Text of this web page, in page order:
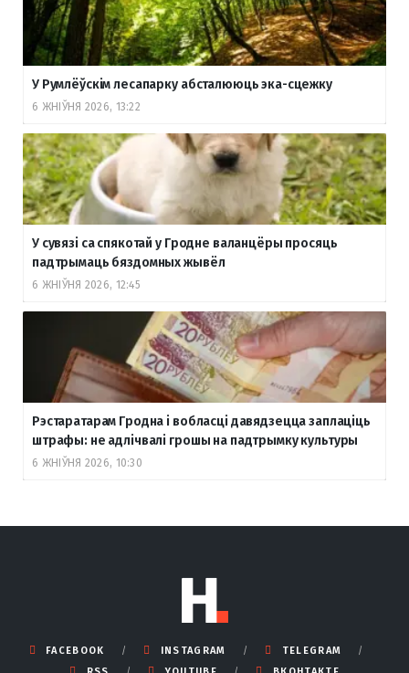
У Румлёўскім лесапарку абсталююць эка-сцежку
6 ЖНІЎНЯ 2026, 13:22
У сувязі са спякотай у Гродне валанцёры просяць
падтрымаць бяздомных жывёл
6 ЖНІЎНЯ 2026, 12:45
Рэстаратарам Гродна і вобласці давядзецца заплаціць
штрафы: не адлічвалі грошы на падтрымку культуры
6 ЖНІЎНЯ 2026, 10:30
FACEBOOK INSTAGRAM
TELEGRAM